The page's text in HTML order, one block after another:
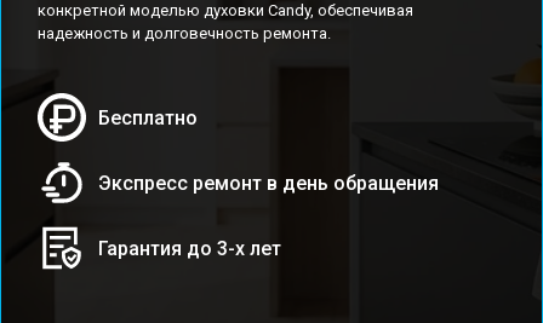
конкретной моделью духовки Candy, обеспечивая
надежность и долговечность ремонта.
Бесплатно
Экспресс ремонт в день обращения
Гарантия до 3-х лет